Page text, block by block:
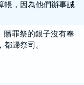
帳，因為他們辦事誠
贖罪祭的銀子沒有奉
歸祭司。